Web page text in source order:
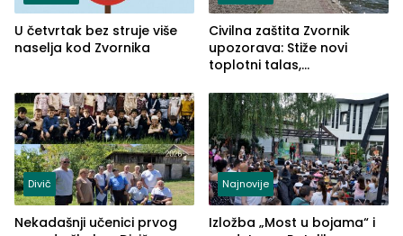
U četvrtak bez struje više
naselja kod Zvornika
Civilna zaštita Zvornik
upozorava: Stiže novi
toplotni talas,
Divič
Nekadašnji učenici prvog
Najnovije
Izložba „Most u bojama“ i